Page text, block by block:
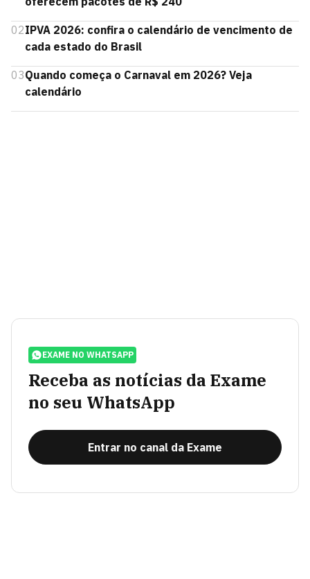
02IPVA 2026: confira o calendário de vencimento de
cada estado do Brasil
03Quando começa o Carnaval em 2026? Veja
calendário
EXAME NO WHATSAPP
Receba as notícias da Exame
no seu WhatsApp
Entrar no canal da Exame